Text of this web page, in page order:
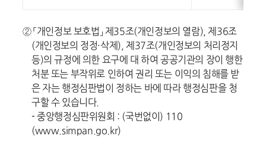
② 「개인정보 보호법」 제35조(개인정보의 열람), 제36조
(개인정보의 정정·삭제), 제37조(개인정보의 처리정지
등)의 규정에 의한 요구에 대 하여 공공기관의 장이 행한
처분 또는 부작위로 인하여 권리 또는 이익의 침해를 받
은 자는 행정심판법이 정하는 바에 따라 행정심판을 청
구할 수 있습니다.
- 중앙행정심판위원회 : (국번없이) 110
(www.simpan.go.kr)